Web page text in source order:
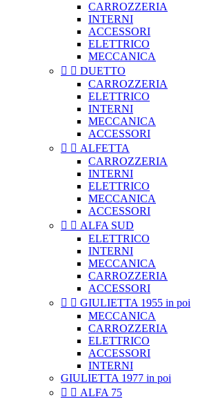
CARROZZERIA
INTERNI
ACCESSORI
ELETTRICO
MECCANICA
  DUETTO
CARROZZERIA
ELETTRICO
INTERNI
MECCANICA
ACCESSORI
  ALFETTA
CARROZZERIA
INTERNI
ELETTRICO
MECCANICA
ACCESSORI
  ALFA SUD
ELETTRICO
INTERNI
MECCANICA
CARROZZERIA
ACCESSORI
  GIULIETTA 1955 in poi
MECCANICA
CARROZZERIA
ELETTRICO
ACCESSORI
INTERNI
GIULIETTA 1977 in poi
  ALFA 75